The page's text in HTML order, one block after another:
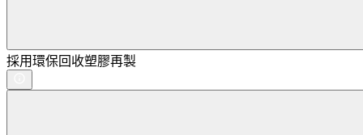
採用環保回收塑膠再製